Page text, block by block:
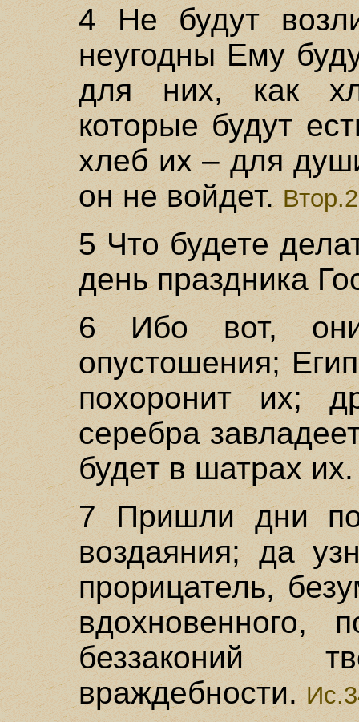
4 Не будут
неугодны Ему
для них, как
которые будут
хлеб их – для
он не войдет.
5 Что будете
день праздника
6 Ибо вот,
опустошения;
похоронит их;
серебра
будет в шатрах
7 Пришли дни
воздаяния; да
прорицатель,
вдохновенного,
беззаконий
враждебности.